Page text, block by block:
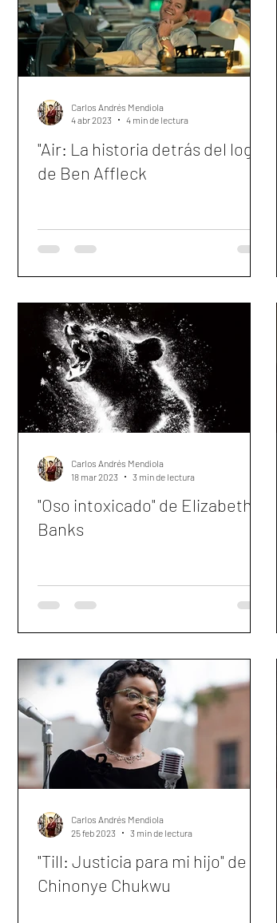
"Air: La historia detrás del logo"
de Ben Affleck
Carlos Andrés Mendiola
4 abr 2023
4 min de lectura
"Oso intoxicado" de Elizabeth
Banks
Carlos Andrés Mendiola
18 mar 2023
3 min de lectura
"Till: Justicia para mi hijo" de
Chinonye Chukwu
Carlos Andrés Mendiola
25 feb 2023
3 min de lectura